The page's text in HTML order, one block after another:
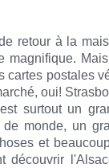
retour à la
magnifique.
cartes postales
oui!
surtout un
de monde, un
et
découvrir